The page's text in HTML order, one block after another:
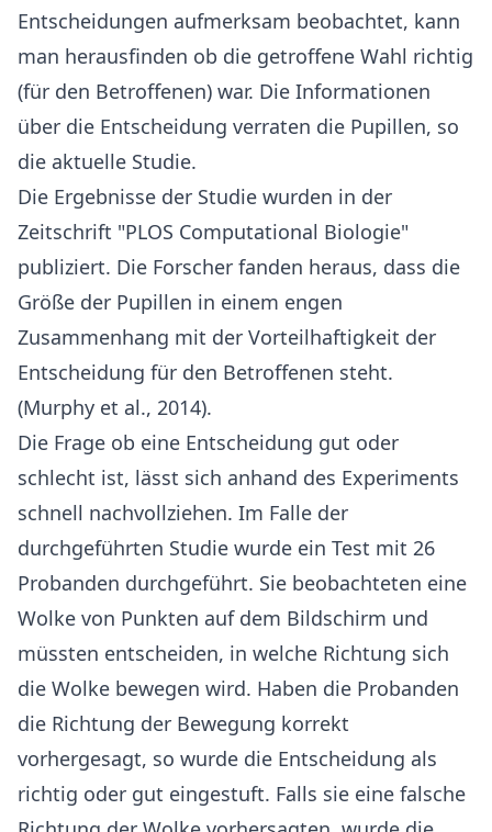
Entscheidungen aufmerksam beobachtet, kann
man herausfinden ob die getroffene Wahl richtig
(für den Betroffenen) war. Die Informationen
über die Entscheidung verraten die Pupillen, so
die aktuelle Studie.
Die Ergebnisse der Studie wurden in der
Zeitschrift "PLOS Computational Biologie"
publiziert. Die Forscher fanden heraus, dass die
Größe der Pupillen in einem engen
Zusammenhang mit der Vorteilhaftigkeit der
Entscheidung für den Betroffenen steht.
(Murphy et al., 2014).
Die Frage ob eine Entscheidung gut oder
schlecht ist, lässt sich anhand des Experiments
schnell nachvollziehen. Im Falle der
durchgeführten Studie wurde ein Test mit 26
Probanden durchgeführt. Sie beobachteten eine
Wolke von Punkten auf dem Bildschirm und
müssten entscheiden, in welche Richtung sich
die Wolke bewegen wird. Haben die Probanden
die Richtung der Bewegung korrekt
vorhergesagt, so wurde die Entscheidung als
richtig oder gut eingestuft. Falls sie eine falsche